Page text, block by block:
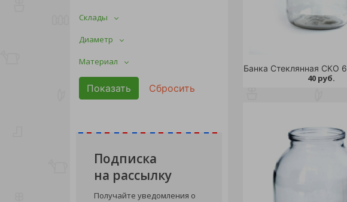
Склады
Диаметр
Материал
Подписка
на рассылку
Получайте уведомления о
40 руб.